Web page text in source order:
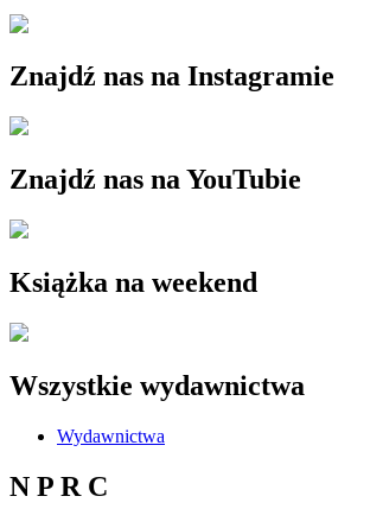
Znajdź nas na Instagramie
Znajdź nas na YouTubie
Książka na weekend
Wszystkie wydawnictwa
Wydawnictwa
N P R C